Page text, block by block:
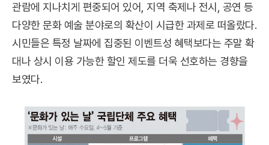
관람에 지나치게 편중되어 있어, 지역 축제나 전시, 공연 등
다양한 문화 예술 분야로의 확산이 시급한 과제로 떠올랐다.
시민들은 특정 날짜에 집중된 이벤트성 혜택보다는 주말 확
대나 상시 이용 가능한 할인 제도를 더욱 선호하는 경향을
보였다.